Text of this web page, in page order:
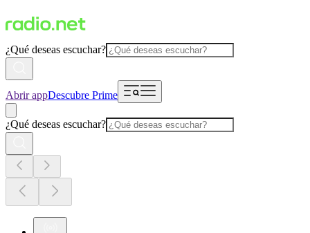
¿Qué deseas escuchar?
Abrir appDescubre Prime
¿Qué deseas escuchar?